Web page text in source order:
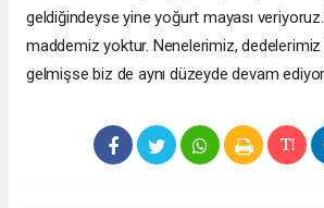
geldiğindeyse yine yoğurt mayası
maddemiz yoktur. Nenelerimiz, dedelerimiz
gelmişse biz de aynı düzeyde devam